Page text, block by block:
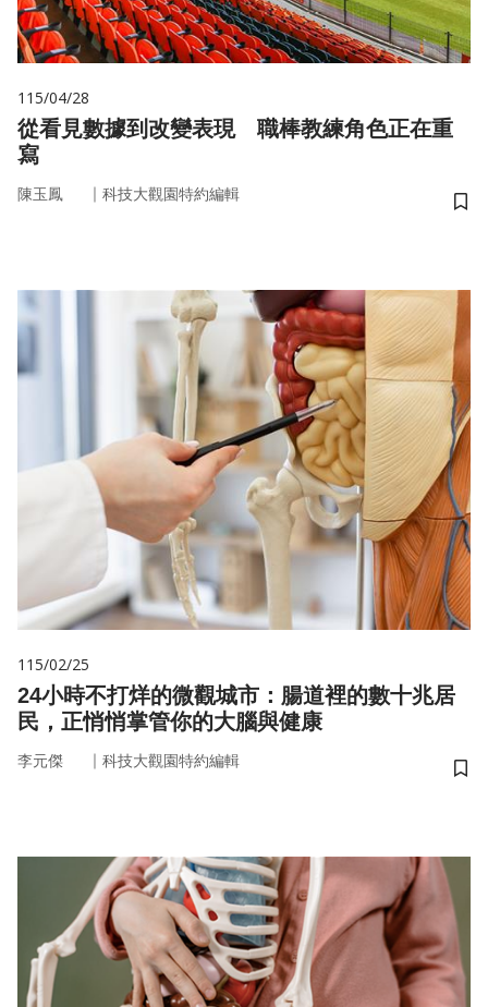
115/04/28
從看見數據到改變表現 職棒教練角色正在重
寫
陳玉鳳 ｜ 科技大觀園特約編輯
儲
115/02/25
24小時不打烊的微觀城市：腸道裡的數十兆居
民，正悄悄掌管你的大腦與健康
李元傑 ｜ 科技大觀園特約編輯
儲